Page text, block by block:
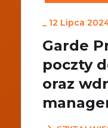
_ 12 Lipca
Garde
poczty
oraz